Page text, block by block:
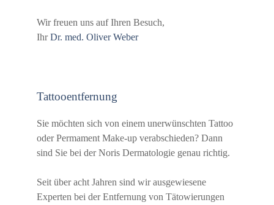
Wir freuen uns auf Ihren Besuch,
IhrDr. med. Oliver Weber
Tattooentfernung
Sie möchten sich von einem unerwünschten Tattoo
oder Permament Make-up verabschieden? Dann
sind Sie bei der Noris Dermatologie genau richtig.
Seit über acht Jahren sind wir ausgewiesene
Experten bei der Entfernung von Tätowierungen